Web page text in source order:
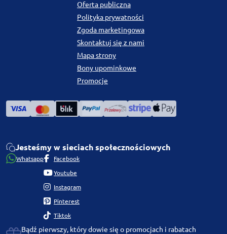
Oferta publiczna
Polityka prywatności
Zgoda marketingowa
Skontaktuj się z nami
Mapa strony
Bony upominkowe
Promocje
Jesteśmy w sieciach społecznościowych
Whatsapp Facebook
Youtube
Instagram
Pinterest
Tiktok
Bądź pierwszy, który dowie się o promocjach i rabatach